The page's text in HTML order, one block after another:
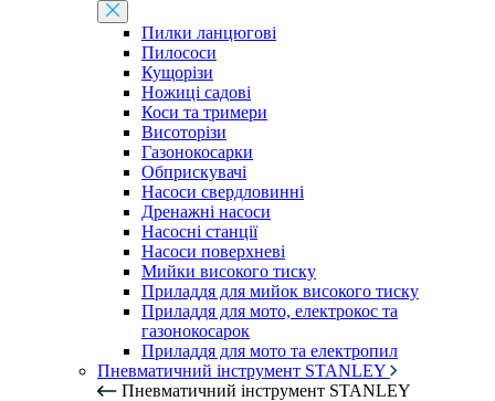
Пилки ланцюгові
Пилососи
Кущорізи
Ножиці садові
Коси та тримери
Висоторізи
Газонокосарки
Обприскувачі
Насоси свердловинні
Дренажні насоси
Насосні станції
Насоси поверхневі
Мийки високого тиску
Приладдя для мийок високого тиску
Приладдя для мото, електрокос та
газонокосарок
Приладдя для мото та електропил
Пневматичний інструмент STANLEY
Пневматичний інструмент STANLEY